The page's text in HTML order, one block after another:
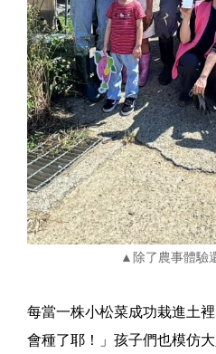
▲除了農事體驗
每當一株小松菜成功栽進土
會種了耶！」孩子們也模仿